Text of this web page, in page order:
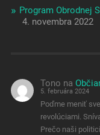
Program Obrodnej
4. novembra 2022
Tono na
5. februára 2024
Poďme meniť
revolúciami.
Prečo naši